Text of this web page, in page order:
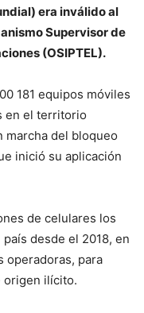
era inválido al
Supervisor de
(OSIPTEL).
181 equipos móviles
en el territorio
marcha del bloqueo
inició su aplicación
de celulares los
desde el 2018, en
operadoras, para
origen ilícito.